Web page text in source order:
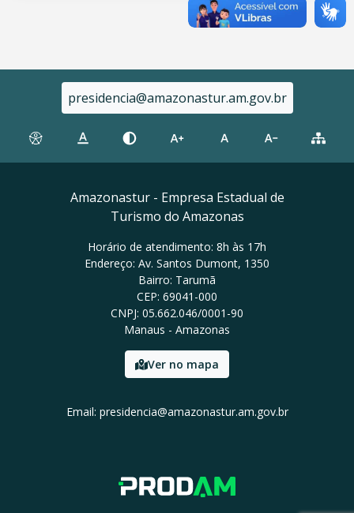
presidencia@amazonastur.am.gov.br
Amazonastur - Empresa Estadual de
Turismo do Amazonas
Horário de atendimento: 8h às 17h
Endereço: Av. Santos Dumont, 1350
Bairro: Tarumã
CEP: 69041-000
CNPJ: 05.662.046/0001-90
Manaus - Amazonas
Ver no mapa
Email: presidencia@amazonastur.am.gov.br